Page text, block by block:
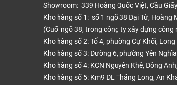
Showroom: 339 Hoàng Quốc Việt, Cầu
Kho hàng số 1: số 1 ngõ 38 Đại Từ, Hoàng
(Cuối ngõ 38, trong công ty xây dựng công
Kho hàng số 2: Tổ 4, phường Cự Khối, Long
Kho hàng số 3: Đường 6, phường Yên
Kho hàng số 4: KCN Nguyên Khê, Đông
Kho hàng số 5: Km9 ĐL Thăng Long, An